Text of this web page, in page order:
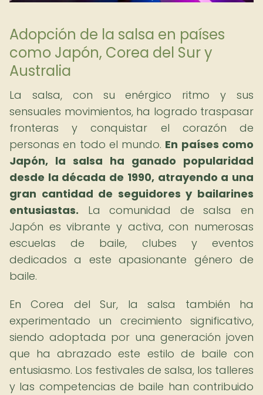
Adopción de la salsa en países
como Japón, Corea del Sur y
Australia
La salsa, con su enérgico ritmo y sus
sensuales movimientos, ha logrado traspasar
fronteras y conquistar el corazón de
personas en todo el mundo. En países como
Japón, la salsa ha ganado popularidad
desde la década de 1990, atrayendo a una
gran cantidad de seguidores y bailarines
entusiastas. La comunidad de salsa en
Japón es vibrante y activa, con numerosas
escuelas de baile, clubes y eventos
dedicados a este apasionante género de
baile.
En Corea del Sur, la salsa también ha
experimentado un crecimiento significativo,
siendo adoptada por una generación joven
que ha abrazado este estilo de baile con
entusiasmo. Los festivales de salsa, los talleres
y las competencias de baile han contribuido